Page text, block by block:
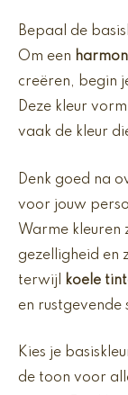
Bepaal de
Om een
creëren, begin
Deze kleur
vaak de kleur
Denk goed na
voor jouw
Warme kleuren
gezelligheid en
terwijl
koele
en rustgevende
Kies je
de toon voor